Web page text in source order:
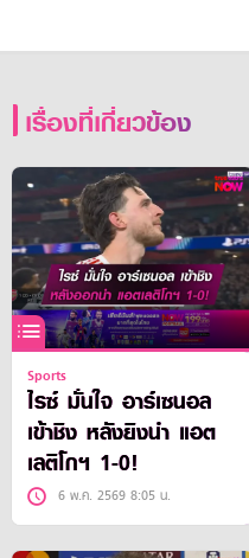
เรื่องที่เกี่ยวข้อง
Sports
ไรซ์ มั่นใจ อาร์เซนอล
เข้าชิง หลังยิงนำ แอต
เลติโกฯ 1-0!
6 พ.ค. 2569 8:05 น.